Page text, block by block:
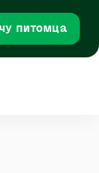
питомца